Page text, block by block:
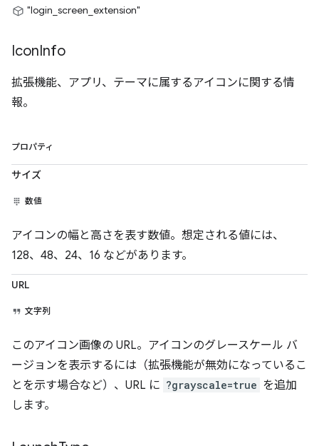
"login_screen_extension"
IconInfo
拡張機能、アプリ、テーマに属するアイコンに関する情
報。
プロパティ
サイズ
数値
アイコンの幅と高さを表す数値。想定される値には、
128、48、24、16 などがあります。
URL
文字列
このアイコン画像の URL。アイコンのグレースケール バ
ージョンを表示するには（拡張機能が無効になっているこ
とを示す場合など）、URL に ?grayscale=true を追加
します。